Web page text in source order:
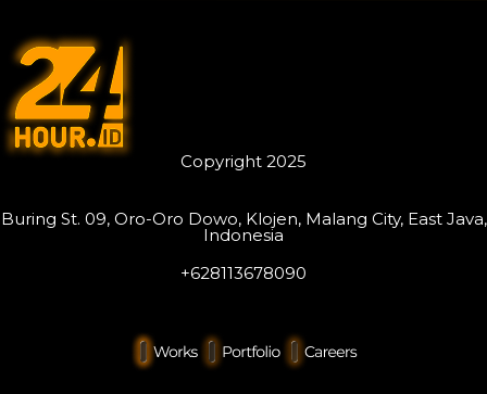
Copyright 2025
Buring St. 09, Oro-Oro Dowo, Klojen, Malang City, East Java,
Indonesia
+628113678090